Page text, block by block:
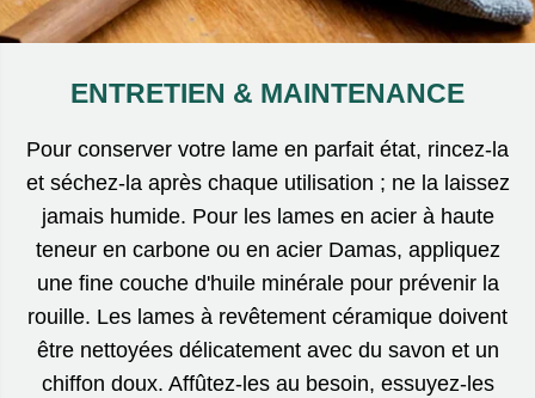
ENTRETIEN & MAINTENANCE
Pour conserver votre lame en parfait état, rincez-la
et séchez-la après chaque utilisation ; ne la laissez
jamais humide. Pour les lames en acier à haute
teneur en carbone ou en acier Damas, appliquez
une fine couche d'huile minérale pour prévenir la
rouille. Les lames à revêtement céramique doivent
être nettoyées délicatement avec du savon et un
chiffon doux. Affûtez-les au besoin, essuyez-les